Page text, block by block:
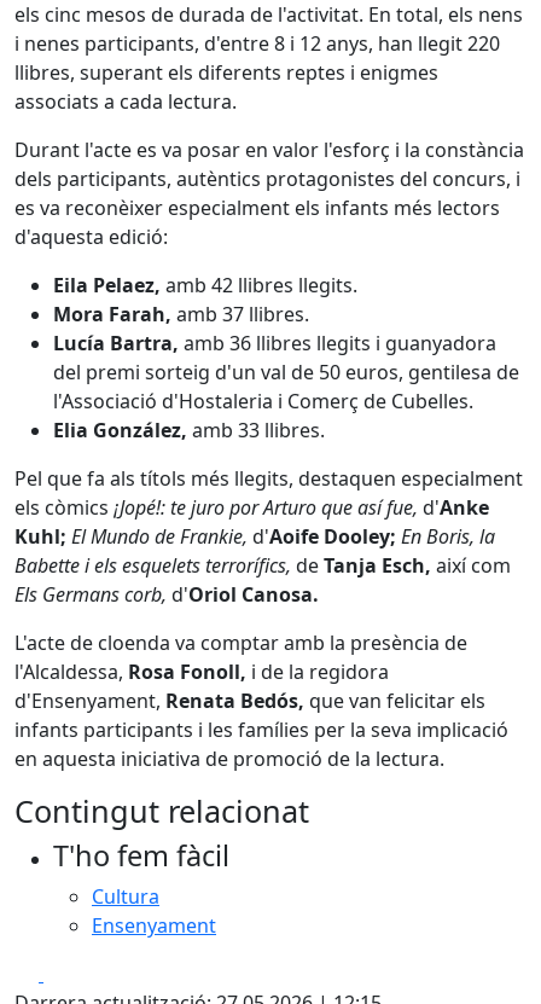
els cinc mesos de durada de l'activitat. En total, els nens
i nenes participants, d'entre 8 i 12 anys, han llegit 220
llibres, superant els diferents reptes i enigmes
associats a cada lectura.
Durant l'acte es va posar en valor l'esforç i la constància
dels participants, autèntics protagonistes del concurs, i
es va reconèixer especialment els infants més lectors
d'aquesta edició:
Eila Pelaez, amb 42 llibres llegits.
Mora Farah, amb 37 llibres.
Lucía Bartra, amb 36 llibres llegits i guanyadora
del premi sorteig d'un val de 50 euros, gentilesa de
l'Associació d'Hostaleria i Comerç de Cubelles.
Elia González, amb 33 llibres.
Pel que fa als títols més llegits, destaquen especialment
els còmics ¡Jopé!: te juropor Arturo que así fue, d'Anke
Kuhl; El Mundo de Frankie, d'Aoife Dooley; En Boris, la
Babette i els esquelets terrorífics, deTanja Esch, així com
Els Germans corb, d'Oriol Canosa.
L'acte de cloenda va comptar amb la presència de
l'Alcaldessa, Rosa Fonoll, i de la regidora
d'Ensenyament, Renata Bedós, que van felicitar els
infants participants i les famílies per la seva implicació
en aquesta iniciativa de promoció de la lectura.
Contingut relacionat
T'ho fem fàcil
Cultura
Ensenyament